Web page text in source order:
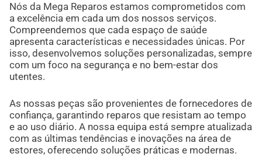
Nós da Mega Reparos estamos comprometidos com
a excelência em cada um dos nossos serviços.
Compreendemos que cada espaço de saúde
apresenta características e necessidades únicas. Por
isso, desenvolvemos soluções personalizadas, sempre
com um foco na segurança e no bem-estar dos
utentes.
As nossas peças são provenientes de fornecedores de
confiança, garantindo reparos que resistam ao tempo
e ao uso diário. A nossa equipa está sempre atualizada
com as últimas tendências e inovações na área de
estores, oferecendo soluções práticas e modernas.